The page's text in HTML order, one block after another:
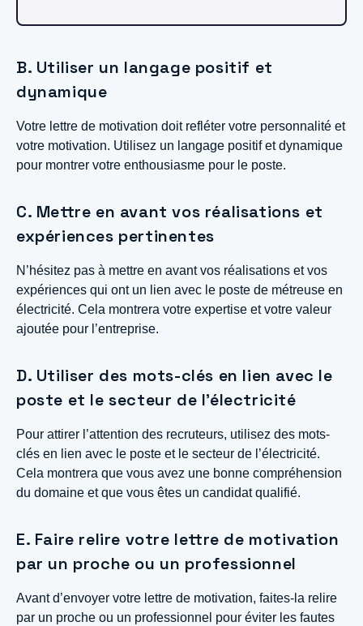
B. Utiliser un langage positif et
dynamique
Votre lettre de motivation doit refléter votre personnalité et
votre motivation. Utilisez un langage positif et dynamique
pour montrer votre enthousiasme pour le poste.
C. Mettre en avant vos réalisations et
expériences pertinentes
N’hésitez pas à mettre en avant vos réalisations et vos
expériences qui ont un lien avec le poste de métreuse en
électricité. Cela montrera votre expertise et votre valeur
ajoutée pour l’entreprise.
D. Utiliser des mots-clés en lien avec le
poste et le secteur de l’électricité
Pour attirer l’attention des recruteurs, utilisez des mots-
clés en lien avec le poste et le secteur de l’électricité.
Cela montrera que vous avez une bonne compréhension
du domaine et que vous êtes un candidat qualifié.
E. Faire relire votre lettre de motivation
par un proche ou un professionnel
Avant d’envoyer votre lettre de motivation, faites-la relire
par un proche ou un professionnel pour éviter les fautes